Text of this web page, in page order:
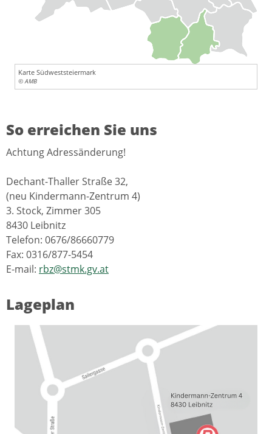
Karte Südweststeiermark
© AMB
So erreichen Sie uns
Achtung Adressänderung!
Dechant-Thaller Straße 32,
(neu Kindermann-Zentrum 4)
3. Stock, Zimmer 305
8430 Leibnitz
Telefon: 0676/86660779
Fax: 0316/877-5454
E-mail: rbz@stmk.gv.at
Lageplan